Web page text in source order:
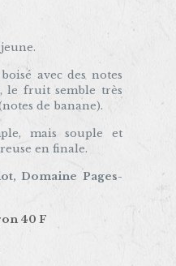
avec des notes
le fruit semble très
de banane).
mais souple et
en finale.
Domaine Pages-
40 F